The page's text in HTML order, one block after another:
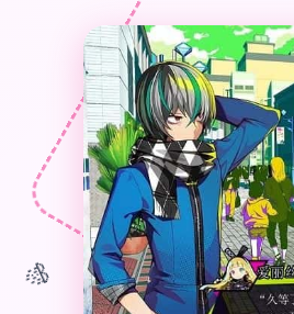
🎊